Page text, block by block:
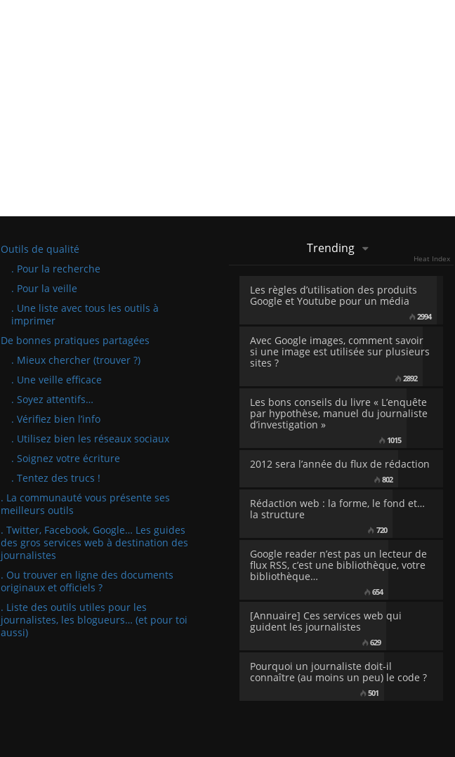
Outils de qualité
. Pour la recherche
. Pour la veille
. Une liste avec tous les outils à
imprimer
De bonnes pratiques partagées
. Mieux chercher (trouver ?)
. Une veille efficace
. Soyez attentifs…
. Vérifiez bien l’info
. Utilisez bien les réseaux sociaux
. Soignez votre écriture
. Tentez des trucs !
. La communauté vous présente ses
meilleurs outils
. Twitter, Facebook, Google… Les guides
des gros services web à destination des
journalistes
. Ou trouver en ligne des documents
originaux et officiels ?
. Liste des outils utiles pour les
journalistes, les blogueurs… (et pour toi
aussi)
Trending
Heat Index
Les règles d’utilisation des produits
Google et Youtube pour un média
2994
Avec Google images, comment savoir
si une image est utilisée sur plusieurs
sites ?
2892
Les bons conseils du livre « L’enquête
par hypothèse, manuel du journaliste
d’investigation »
1015
2012 sera l’année du flux de rédaction
802
Rédaction web : la forme, le fond et…
la structure
720
Google reader n’est pas un lecteur de
flux RSS, c’est une bibliothèque, votre
bibliothèque…
654
[Annuaire] Ces services web qui
guident les journalistes
629
Pourquoi un journaliste doit-il
connaître (au moins un peu) le code ?
501